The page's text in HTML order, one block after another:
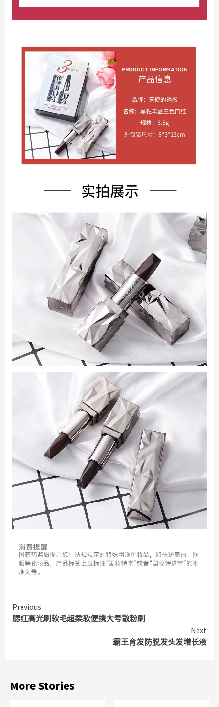
Continue
Reading
Previous
腮红高光刷软毛超柔软便携大号散粉刷
Next
霸王育发防脱发头发增长液
More Stories